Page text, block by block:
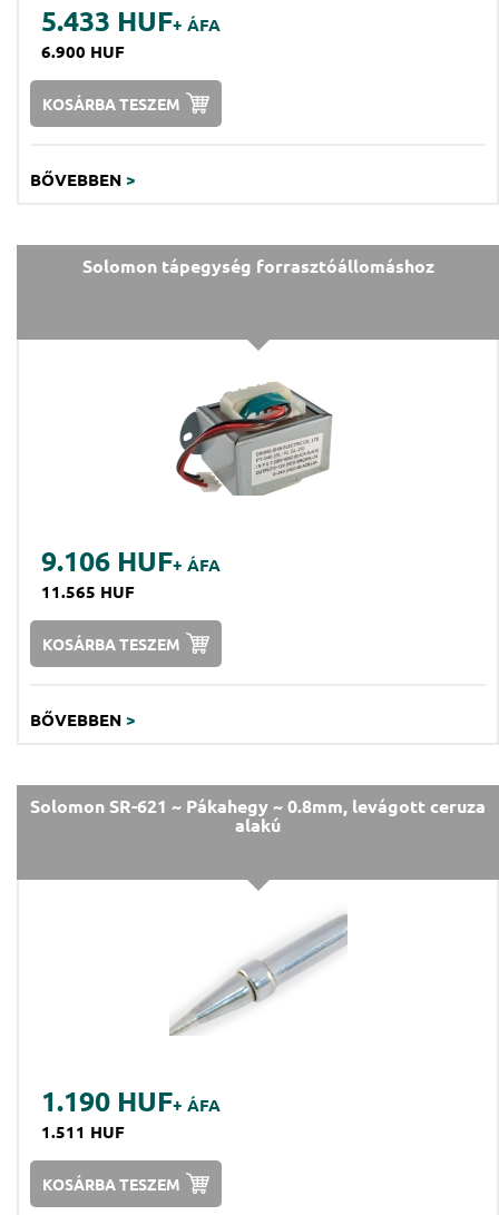
5.433 HUF+ ÁFA
6.900 HUF
KOSÁRBA TESZEM
BŐVEBBEN >
Solomon tápegység forrasztóállomáshoz
9.106 HUF+ ÁFA
11.565 HUF
KOSÁRBA TESZEM
BŐVEBBEN >
Solomon SR-621 ~ Pákahegy ~ 0.8mm, levágott ceruza
alakú
1.190 HUF+ ÁFA
1.511 HUF
KOSÁRBA TESZEM